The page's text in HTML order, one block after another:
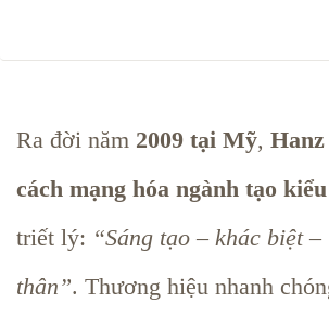
Ra đời năm 2009 tại Mỹ,
cách mạng hóa ngành tạo
triết lý: “Sáng tạo – khác biệt
thân”. Thương hiệu nhanh